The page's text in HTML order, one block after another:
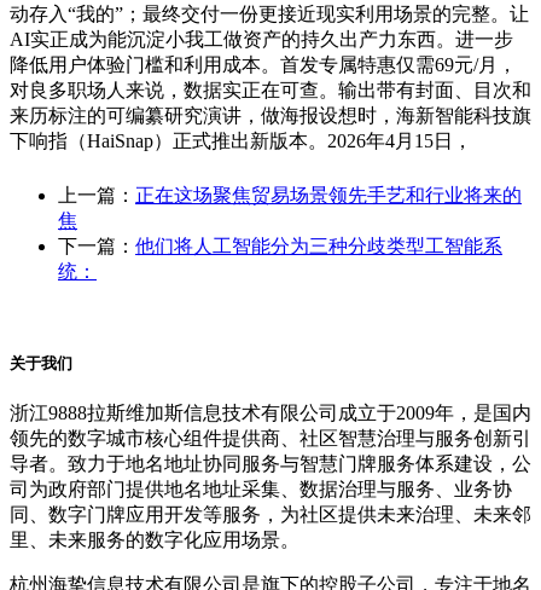
动存入“我的”；最终交付一份更接近现实利用场景的完整。让
AI实正成为能沉淀小我工做资产的持久出产力东西。进一步
降低用户体验门槛和利用成本。首发专属特惠仅需69元/月，
对良多职场人来说，数据实正在可查。输出带有封面、目次和
来历标注的可编纂研究演讲，做海报设想时，海新智能科技旗
下响指（HaiSnap）正式推出新版本。2026年4月15日，
上一篇： 正在这场聚焦贸易场景领先手艺和行业将来的
焦
下一篇： 他们将人工智能分为三种分歧类型工智能系
统：
关于我们
浙江9888拉斯维加斯信息技术有限公司成立于2009年，是国内
领先的数字城市核心组件提供商、社区智慧治理与服务创新引
导者。致力于地名地址协同服务与智慧门牌服务体系建设，公
司为政府部门提供地名地址采集、数据治理与服务、业务协
同、数字门牌应用开发等服务，为社区提供未来治理、未来邻
里、未来服务的数字化应用场景。
杭州海挚信息技术有限公司是旗下的控股子公司，专注于地名